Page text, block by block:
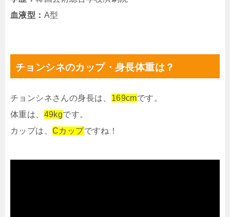
血液型： A型
チョンシネのカップ・身長体重は？
チョンシネさんの身長は、 169cmです。
体重は、 49kgです。
カップは、 Cカップですね！